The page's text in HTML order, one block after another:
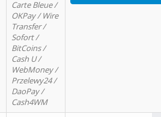
Carte Bleue /
OKPay / Wire
Transfer /
Sofort /
BitCoins /
Cash U /
WebMoney /
Przelewy24 /
DaoPay /
Cash4WM